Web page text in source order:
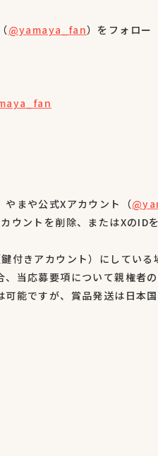
@yamaya_fan）をフォロー
まや公式Xアカウント（
ウントを削除、またはXの
付きアカウント）にしている
当応募要項について親権者
能ですが、賞品発送は日本国